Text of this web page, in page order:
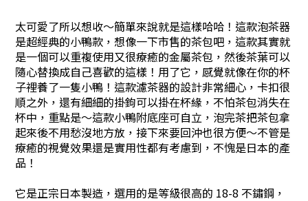
太可愛了所以想收～簡單來說就是這樣哈哈！這款泡茶器
是超經典的小鴨款，想像一下市售的茶包吧，這款其實就
是一個可以重複使用又很療癒的金屬茶包，然後茶葉可以
隨心替換成自己喜歡的這樣！用了它，感覺就像在你的杯
子裡養了一隻小鴨！這款濾茶器的設計非常細心，卡扣很
順之外，還有細細的掛鉤可以掛在杯緣，不怕茶包消失在
杯中，重點是～這款小鴨附底座可自立，泡完茶把茶包拿
起來後不用愁沒地方放，接下來要回沖也很方便～不管是
療癒的視覺效果還是實用性都有考慮到，不愧是日本的產
品！
它是正宗日本製造，選用的是等級很高的 18-8 不鏽鋼，